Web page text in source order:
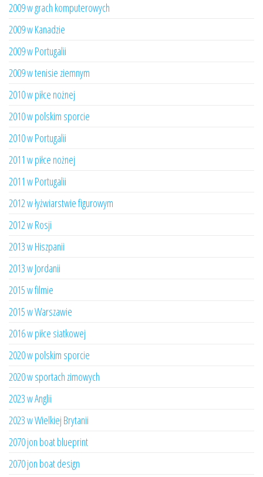
2009 w grach komputerowych
2009 w Kanadzie
2009 w Portugalii
2009 w tenisie ziemnym
2010 w piłce nożnej
2010 w polskim sporcie
2010 w Portugalii
2011 w piłce nożnej
2011 w Portugalii
2012 w łyżwiarstwie figurowym
2012 w Rosji
2013 w Hiszpanii
2013 w Jordanii
2015 w filmie
2015 w Warszawie
2016 w piłce siatkowej
2020 w polskim sporcie
2020 w sportach zimowych
2023 w Anglii
2023 w Wielkiej Brytanii
2070 jon boat blueprint
2070 jon boat design